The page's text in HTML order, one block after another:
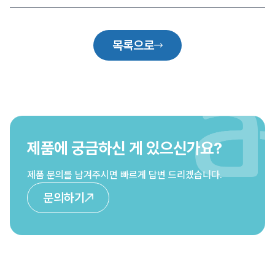
목록으로
제품에 궁금하신 게 있으신가요?
제품 문의를 남겨주시면 빠르게 답변 드리겠습니다.
문의하기